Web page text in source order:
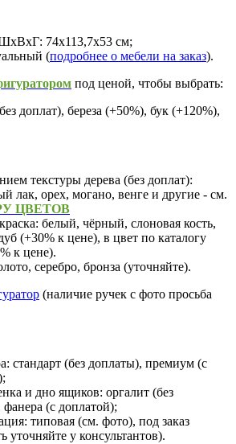
74х113,7х53 см;
(подробнее о мебели на заказ).
под ценой, чтобы выбрать:
доплат), береза (+50%), бук (+120%),
текстуры дерева (без доплат):
лак, орех, могано, венге и другие - см.
ЦВЕТОВ
белый, чёрный, слоновая кость,
(+30% к цене), в цвет по каталогу
к цене).
серебро, бронза (уточняйте).
(наличие ручек с фото просьба
стандарт (без доплаты), премиум (с
и дно ящиков: оргалит (без
(с доплатой);
типовая (см. фото), под заказ
уточняйте у консультантов).